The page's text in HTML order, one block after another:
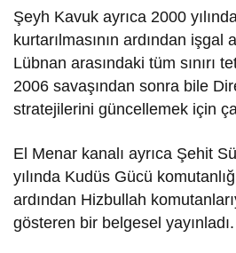
Şeyh Kavuk ayrıca 2000
kurtarılmasının ardından işgal
Lübnan arasındaki tüm sınırı
2006 savaşından sonra bile
stratejilerini güncellemek için
El Menar kanalı ayrıca Şehit
yılında Kudüs Gücü
ardından Hizbullah
gösteren bir belgesel yayınladı.